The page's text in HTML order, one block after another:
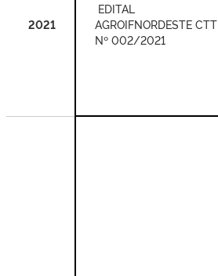
2021
EDITAL
AGROIFNORDESTE CTT
Nº 002/2021